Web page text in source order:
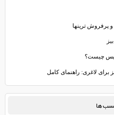
ترینها
چیست؟
لاغری: راهنمای کامل
ها